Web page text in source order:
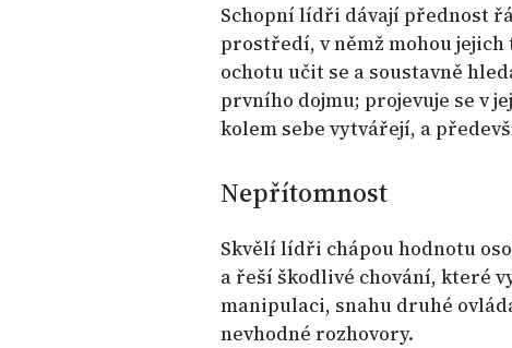
Schopní lídři dávají přednost
prostředí, v němž mohou
ochotu učit se a soustavně
prvního dojmu; projevuje se v
kolem sebe vytvářejí, a
Nepřítomnost
Skvělí lídři chápou hodnotu
a řeší škodlivé chování, které
manipulaci, snahu druhé
nevhodné rozhovory.